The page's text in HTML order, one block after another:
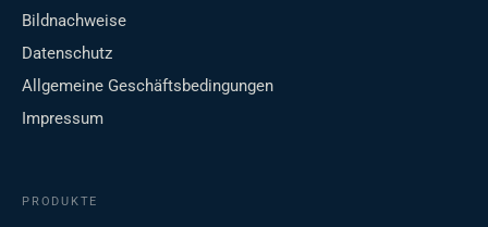
Bildnachweise
Datenschutz
Allgemeine Geschäftsbedingungen
Impressum
PRODUKTE